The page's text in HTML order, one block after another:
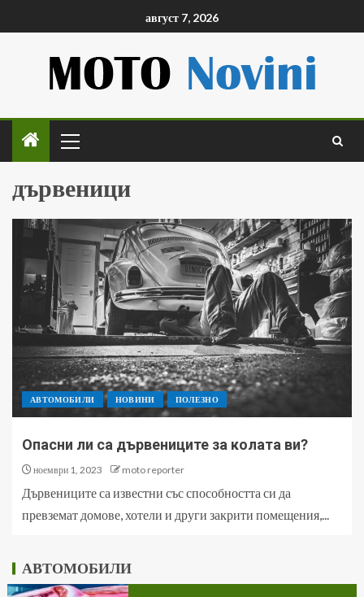
август 7, 2026
дървеници
АВТОМОБИЛИ НОВИНИ ПОЛЕЗНО
Опасни ли са дървениците за колата ви?
ноември 1, 2023 moto reporter
Дървениците са известни със способността си да
превземат домове, хотели и други закрити помещения,...
АВТОМОБИЛИ